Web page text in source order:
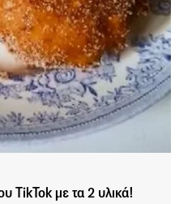
ΤikTok με τα 2 υλικά!